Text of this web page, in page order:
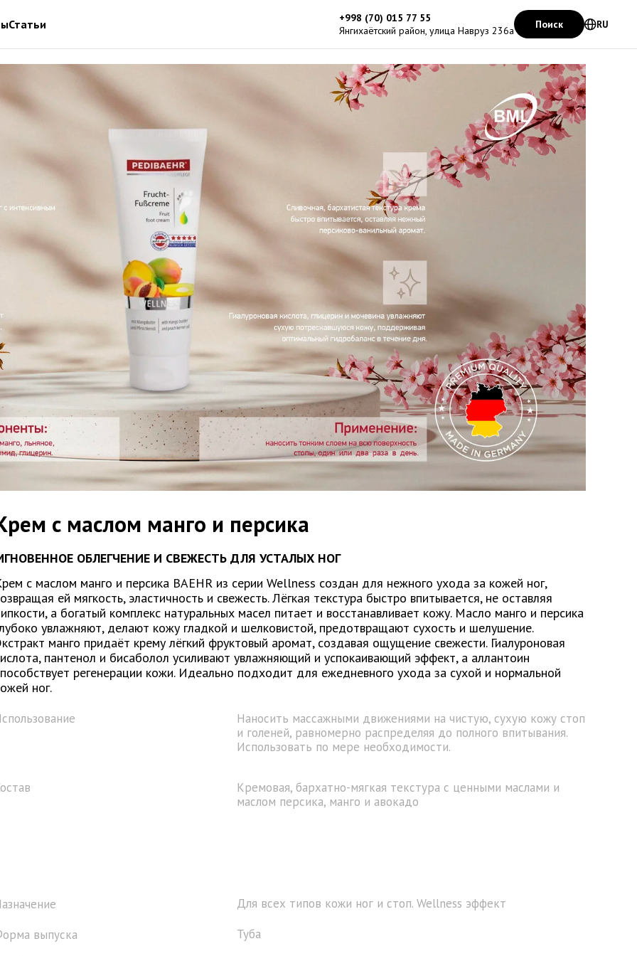
с маслом манго и персика BAEHR из серии Wellness создан для нежного ухода за кожей ног,
ей мягкость, эластичность и свежесть. Лёгкая текстура быстро впитывается, не оставляя
а богатый комплекс натуральных масел питает и восстанавливает кожу. Масло манго и персика
увлажняют, делают кожу гладкой и шелковистой, предотвращают сухость и шелушение.
манго придаёт крему лёгкий фруктовый аромат, создавая ощущение свежести. Гиалуроновая
пантенол и бисаболол усиливают увлажняющий и успокаивающий эффект, а аллантоин
регенерации кожи. Идеально подходит для ежедневного ухода за сухой и нормальной
ног.
Наносить массажными движениями на чистую, сухую кожу стоп
и голеней, равномерно распределяя до полного впитывания.
Использовать по мере необходимости.
Для всех типов кожи ног и стоп. Wellness эффект
Кремовая, бархатно-мягкая текстура с ценными маслами и
маслом персика, манго и авокадо
с маслом манго и персика
ОБЛЕГЧЕНИЕ И СВЕЖЕСТЬ ДЛЯ УСТАЛЫХ НОГ
выпуска
Туба
Статьи
+998 (70) 015 77 55
Янгихаётский район, улица Навруз 236а
Поиск RU